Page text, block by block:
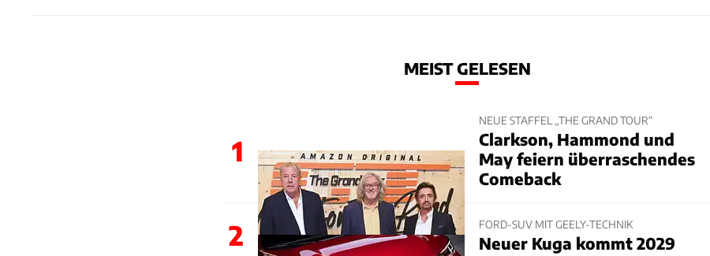
MEIST GELESEN
1
NEUE STAFFEL „THE GRAND TOUR“
Clarkson, Hammond und
May feiern überraschendes
Comeback
2 FORD-SUV MIT GEELY-TECHNIK
Neuer Kuga kommt 2029